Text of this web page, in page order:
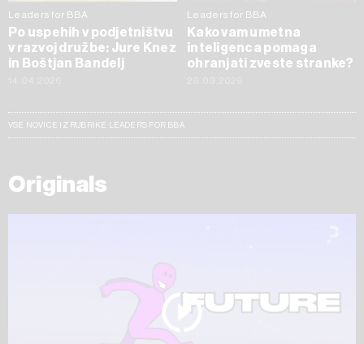
Leaders for BBA
Po uspehih v podjetništvu
v razvoj družbe: Jure Knez
in Boštjan Bandelj
Leaders for BBA
Kako vam umetna
inteligenca pomaga
ohranjati zveste stranke?
VSE NOVICE IZ RUBRIKE LEADERS FOR BBA
Originals